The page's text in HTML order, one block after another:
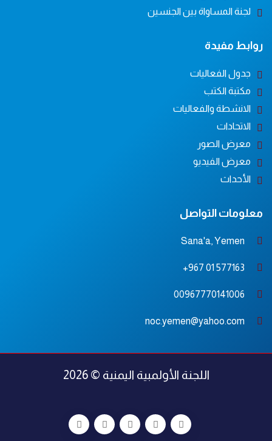
لجنة المساواة بين الجنسين
روابط مفيدة
جدول الفعاليات
مكتبة الكتب
الانشطة والفعاليات
الاتحادات
معرض الصور
معرض الفيديو
الأحداث
معلومات التواصل
Sana'a, Yemen
577163 01 967+
00967770141006
noc.yemen@yahoo.com
اللجنة الأولمبية اليمنية © 2026